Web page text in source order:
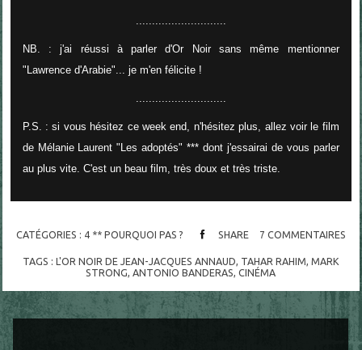
NB. : j'ai réussi à parler d'Or Noir sans même mentionner
"Lawrence d'Arabie"... je m'en félicite !
P.S. : si vous hésitez ce week end, n'hésitez plus, allez voir le film
de Mélanie Laurent "Les adoptés" *** dont j'essairai de vous parler
au plus vite. C'est un beau film, très doux et très triste.
CATÉGORIES : 4 ** POURQUOI PAS ? SHARE 7 COMMENTAIRES
TAGS : L'OR NOIR DE JEAN-JACQUES ANNAUD, TAHAR RAHIM, MARK
STRONG,ANTONIO BANDERAS,CINÉMA